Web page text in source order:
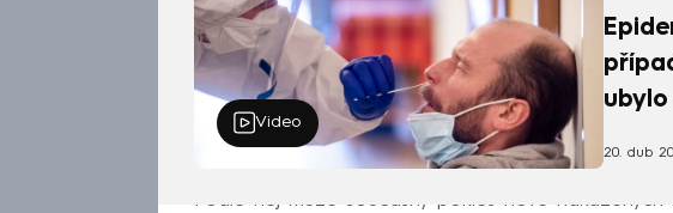
Video
20. dub
Podle něj může současný pokles nově